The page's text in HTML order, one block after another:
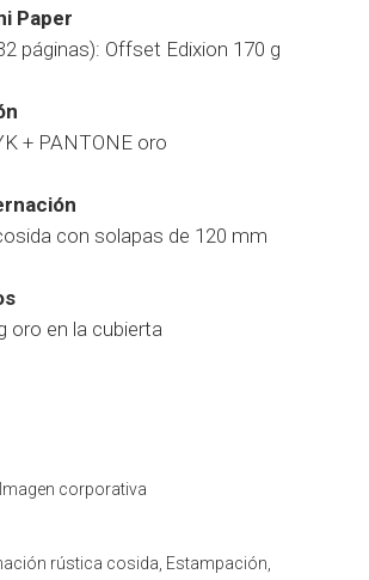
Paper
páginas): Offset Edixion 170 g
+ PANTONE oro
con solapas de 120 mm
oro en la cubierta
corporativa
rústica cosida, Estampación,